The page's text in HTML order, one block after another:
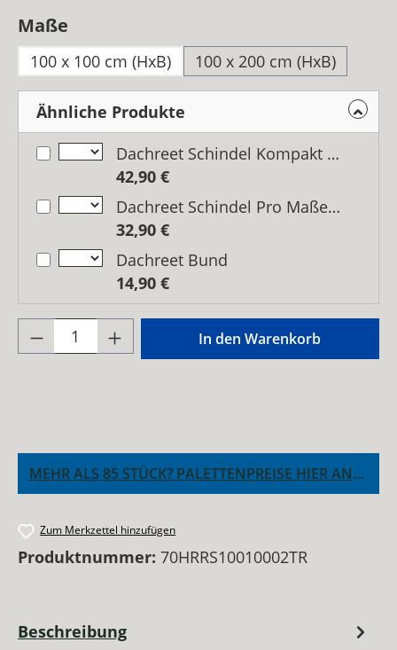
Maße
100 x 100 cm (HxB) 100 x 200 cm (HxB)
Ähnliche Produkte
Dachreet Schindel Kompakt Maße: 50 x 50 cm (HxB) Fünferpack
42,90 €
Dachreet Schindel Pro Maße: 100 x 200 cm (HxB)
32,90 €
Dachreet Bund
14,90 €
Produkt Anzahl: Gib den gewünschten
In den Warenkorb
MEHR ALS 85 STÜCK? PALETTENPREISE HIER ANFRAGEN!
Zum Merkzettel hinzufügen
Produktnummer: 70HRRS10010002TR
Beschreibung